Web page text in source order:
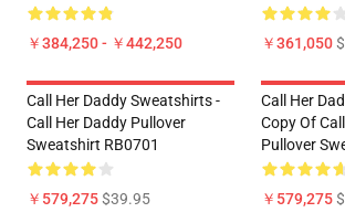
￥384,250 - ￥442,250 ￥361,050
Call Her Daddy Sweatshirts -
Call Her Daddy Pullover
Sweatshirt RB0701
￥579,275$39.95
Call Her
Copy Of
Pullover
￥579,275